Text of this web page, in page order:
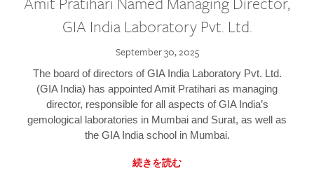
GIA India Laboratory Pvt. Ltd.
September 30, 2025
The board of directors of GIA India Laboratory Pvt. Ltd.
(GIA India) has appointed Amit Pratihari as managing
director, responsible for all aspects of GIA India’s
gemological laboratories in Mumbai and Surat, as well as
the GIA India school in Mumbai.
続きを読む